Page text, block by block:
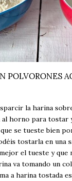
POLVORONES
la harina
horno para tostar
se tueste bien
tostarla en una
el tueste y que
va tomando un
a harina tostada